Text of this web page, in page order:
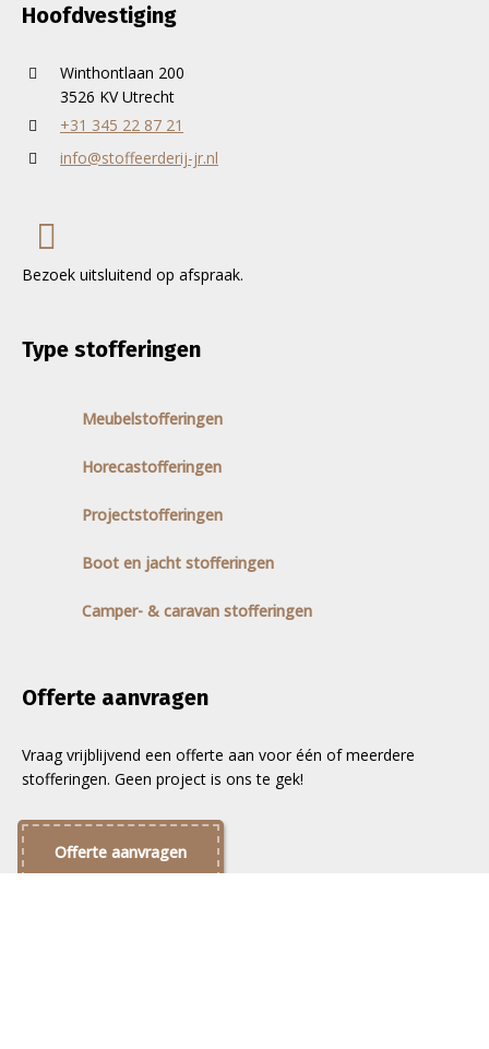
Hoofdvestiging
Winthontlaan 200
3526 KV Utrecht
+31 345 22 87 21
info@stoffeerderij-jr.nl
Bezoek uitsluitend op afspraak.
Type stofferingen
Meubelstofferingen
Horecastofferingen
Projectstofferingen
Boot en jacht stofferingen
Camper- & caravan stofferingen
Offerte aanvragen
Vraag vrijblijvend een offerte aan voor één of meerdere
stofferingen. Geen project is ons te gek!
Offerte aanvragen